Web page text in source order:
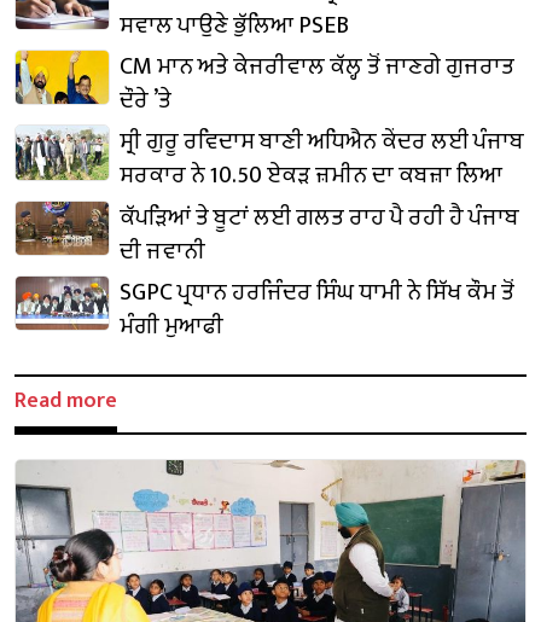
ਸਵਾਲ ਪਾਉਣੇ ਭੁੱਲਿਆ PSEB
CM ਮਾਨ ਅਤੇ ਕੇਜਰੀਵਾਲ ਕੱਲ੍ਹ ਤੋਂ ਜਾਣਗੇ ਗੁਜਰਾਤ
ਦੌਰੇ ’ਤੇ
ਸ੍ਰੀ ਗੁਰੂ ਰਵਿਦਾਸ ਬਾਣੀ ਅਧਿਐਨ ਕੇਂਦਰ ਲਈ ਪੰਜਾਬ
ਸਰਕਾਰ ਨੇ 10.50 ਏਕੜ ਜ਼ਮੀਨ ਦਾ ਕਬਜ਼ਾ ਲਿਆ
ਕੱਪੜਿਆਂ ਤੇ ਬੂਟਾਂ ਲਈ ਗਲਤ ਰਾਹ ਪੈ ਰਹੀ ਹੈ ਪੰਜਾਬ
ਦੀ ਜਵਾਨੀ
SGPC ਪ੍ਰਧਾਨ ਹਰਜਿੰਦਰ ਸਿੰਘ ਧਾਮੀ ਨੇ ਸਿੱਖ ਕੌਮ ਤੋਂ
ਮੰਗੀ ਮੁਆਫੀ
Read more